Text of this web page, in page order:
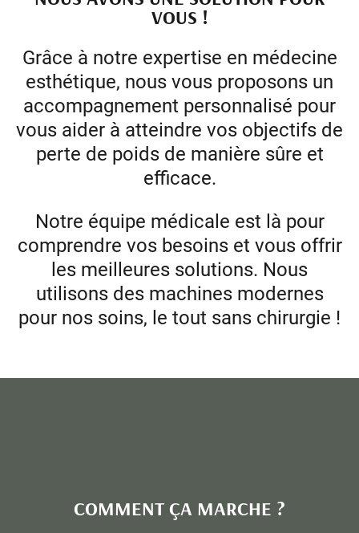
VOUS !
Grâce à notre expertise en médecine
esthétique, nous vous proposons un
accompagnement personnalisé pour
vous aider à atteindre vos objectifs de
perte de poids de manière sûre et
efficace.
Notre équipe médicale est là pour
comprendre vos besoins et vous offrir
les meilleures solutions. Nous
utilisons des machines modernes
pour nos soins, le tout sans chirurgie !
COMMENT ÇA MARCHE ?